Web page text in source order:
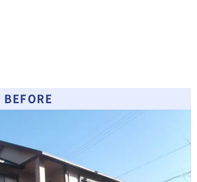
BEFORE